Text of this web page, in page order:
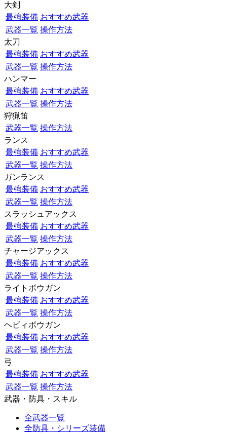
大剣
最強装備 おすすめ武器
武器一覧 操作方法
太刀
最強装備 おすすめ武器
武器一覧 操作方法
ハンマー
最強装備 おすすめ武器
武器一覧 操作方法
狩猟笛
武器一覧 操作方法
ランス
最強装備 おすすめ武器
武器一覧 操作方法
ガンランス
最強装備 おすすめ武器
武器一覧 操作方法
スラッシュアックス
最強装備 おすすめ武器
武器一覧 操作方法
チャージアックス
最強装備 おすすめ武器
武器一覧 操作方法
ライトボウガン
最強装備 おすすめ武器
武器一覧 操作方法
ヘビィボウガン
最強装備 おすすめ武器
武器一覧 操作方法
弓
最強装備 おすすめ武器
武器一覧 操作方法
武器・防具・スキル
全武器一覧
全防具・シリーズ装備